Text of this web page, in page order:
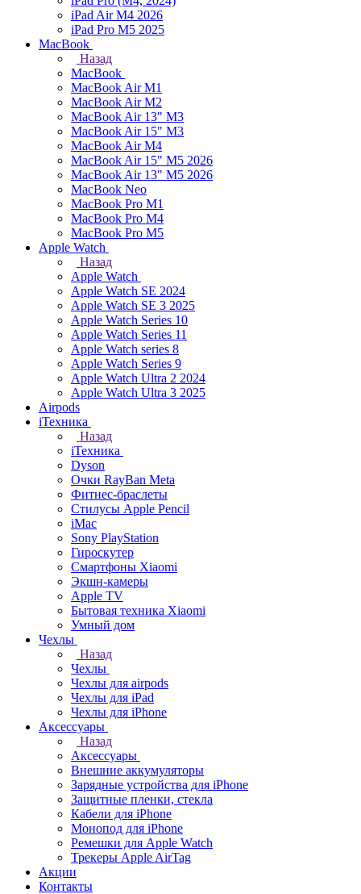
iPad Air M4 2026
iPad Pro M5 2025
MacBook
Назад
MacBook
MacBook Air M1
MacBook Air M2
MacBook Air 13" M3
MacBook Air 15" M3
MacBook Air M4
MacBook Air 15" М5 2026
MacBook Air 13" М5 2026
MacBook Neo
MacBook Pro M1
MacBook Pro M4
MacBook Pro M5
Apple Watch
Назад
Apple Watch
Apple Watch SE 2024
Apple Watch SE 3 2025
Apple Watch Series 10
Apple Watch Series 11
Apple Watch series 8
Apple Watch Series 9
Apple Watch Ultra 2 2024
Apple Watch Ultra 3 2025
Airpods
iТехника
Назад
iТехника
Dyson
Очки RayBan Meta
Фитнес-браслеты
Стилусы Apple Pencil
iMac
Sony PlayStation
Гироскутер
Смартфоны Xiaomi
Экшн-камеры
Apple TV
Бытовая техника Xiaomi
Умный дом
Чехлы
Назад
Чехлы
Чехлы для airpods
Чехлы для iPad
Чехлы для iPhone
Аксессуары
Назад
Аксессуары
Внешние аккумуляторы
Зарядные устройства для iPhone
Защитные пленки, стекла
Кабели для iPhone
Монопод для iPhone
Ремешки для Apple Watch
Трекеры Apple AirTag
Акции
Контакты